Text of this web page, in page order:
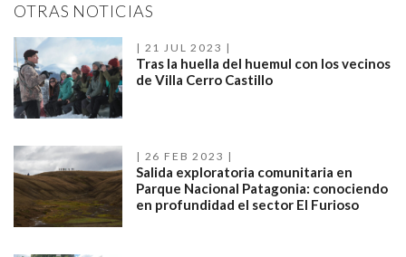
OTRAS NOTICIAS
21 JUL 2023
Tras la huella del huemul con los vecinos
de Villa Cerro Castillo
26 FEB 2023
Salida exploratoria comunitaria en
Parque Nacional Patagonia: conociendo
en profundidad el sector El Furioso